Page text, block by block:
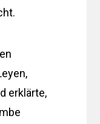
erklärte,